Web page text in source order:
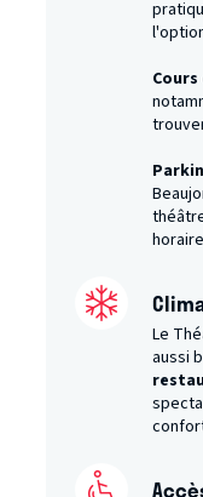
Le
aussi